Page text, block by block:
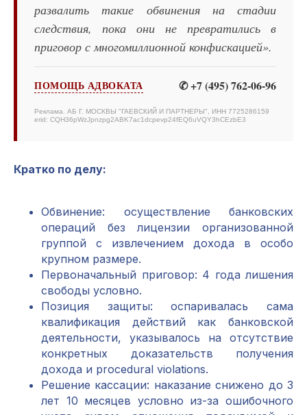
развалить такие обвинения на стадии
следствия, пока они не превратились в
приговор с многомиллионной конфискацией».
ПОМОЩЬ АДВОКАТА ✆ +7 (495) 762-06-96
Реклама. АБ Г. МОСКВЫ "ГАЕВСКИЙ И ПАРТНЕРЫ", ИНН 7725286159
erid: CQH36pWzJpnzpg2ABK7ac1dcpevp24fEQ6uVQY3hCEzbE3
Кратко по делу:
Обвинение: осуществление банковских
операций без лицензии организованной
группой с извлечением дохода в особо
крупном размере.
Первоначальный приговор: 4 года лишения
свободы условно.
Позиция защиты: оспаривалась сама
квалификация действий как банковской
деятельности, указывалось на отсутствие
конкретных доказательств получения
дохода и procedural violations.
Решение кассации: наказание снижено до 3
лет 10 месяцев условно из-за ошибочного